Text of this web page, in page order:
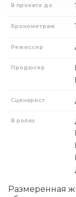
В прокате до
Хронометраж
Режиссер
Продюсер
Сценарист
В ролях
Размеренная